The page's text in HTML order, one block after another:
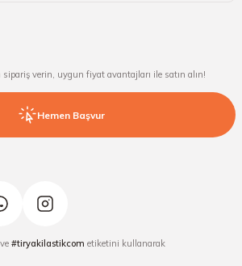
sipariş verin, uygun fiyat avantajları ile satın alın!
Hemen Başvur
#tiryakilastikcom etiketini kullanarak